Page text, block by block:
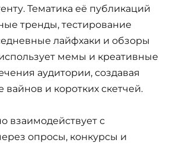
Тематика её публикаций
тренды, тестирование
лайфхаки и обзоры
мемы и креативные
аудитории, создавая
вайнов и коротких скетчей.
взаимодействует с
опросы, конкурсы и